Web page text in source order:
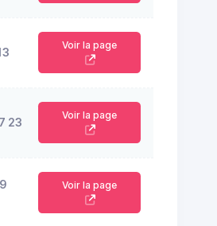
Voir la page
23
Voir la page
Voir la page